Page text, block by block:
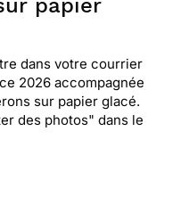
papier
dans votre courrier
2026 accompagnée
sur papier glacé.
des photos" dans le